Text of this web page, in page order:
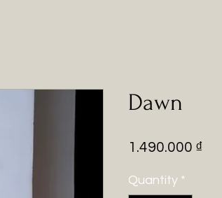
Dawn
1.490.000 ₫
Quantity *